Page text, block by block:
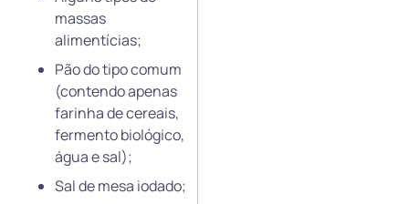
massas
alimentícias;
Pão do tipo comum
(contendo apenas
farinha de cereais,
fermento biológico,
água e sal);
Sal de mesa iodado;